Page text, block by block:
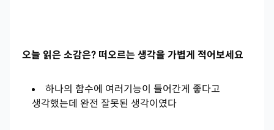
오늘 읽은 소감은? 떠오르는 생각을 가볍게 적어보세요
하나의 함수에 여러기능이 들어간게 좋다고
생각했는데 완전 잘못된 생각이였다